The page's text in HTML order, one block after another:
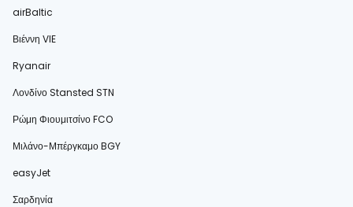
airBaltic
Βιέννη VIE
Ryanair
Λονδίνο Stansted STN
Ρώμη Φιουμιτσίνο FCO
Μιλάνο-Μπέργκαμο BGY
easyJet
Σαρδηνία